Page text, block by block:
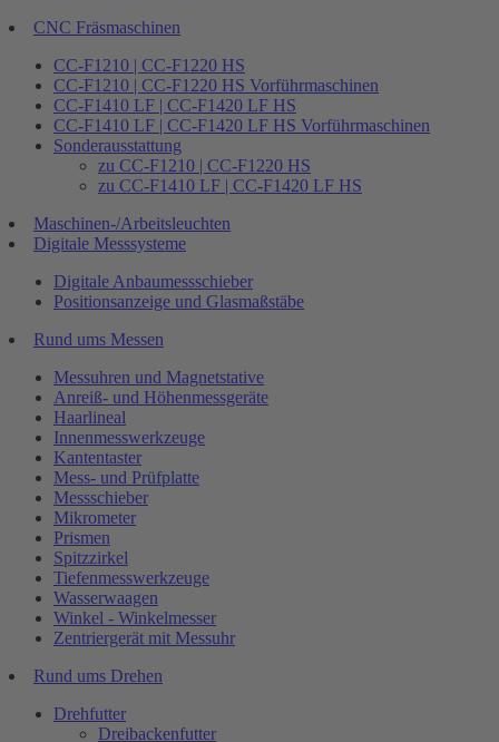
CNC Fräsmaschinen
CC-F1210 | CC-F1220 HS
CC-F1210 | CC-F1220 HS Vorführmaschinen
CC-F1410 LF | CC-F1420 LF HS
CC-F1410 LF | CC-F1420 LF HS Vorführmaschinen
Sonderausstattung
zu CC-F1210 | CC-F1220 HS
zu CC-F1410 LF | CC-F1420 LF HS
Maschinen-/Arbeitsleuchten
Digitale Messsysteme
Digitale Anbaumessschieber
Positionsanzeige und Glasmaßstäbe
Rund ums Messen
Messuhren und Magnetstative
Anreiß- und Höhenmessgeräte
Haarlineal
Innenmesswerkzeuge
Kantentaster
Mess- und Prüfplatte
Messschieber
Mikrometer
Prismen
Spitzzirkel
Tiefenmesswerkzeuge
Wasserwaagen
Winkel - Winkelmesser
Zentriergerät mit Messuhr
Rund ums Drehen
Drehfutter
Dreibackenfutter